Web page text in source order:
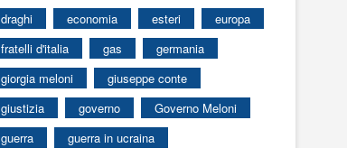
draghi
economia esteri
europa
fratelli d'italia
gas
germania
giorgia meloni
giuseppe conte
giustizia
governo
Governo Meloni
guerra
guerra in ucraina